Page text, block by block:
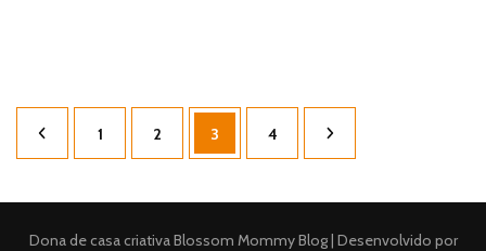
Paginação
de
Página
1 Página
2 Página
3 Página
4
Dona de casa criativaBlossom Mommy Blog | Desenvolvido por